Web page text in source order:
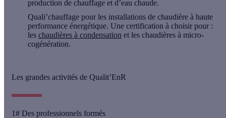
production de chauffage et d’eau chaude.
Quali’chauffage pour les installations de chaudière à haute
performance énergétique. Une certification à choisir pour :
les chaudières à condensation et les chaudières à micro-
cogénération.
Les grandes activités de Qualit’EnR
1# Des professionnels formés